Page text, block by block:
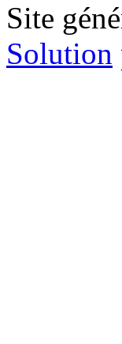
Site
Solution